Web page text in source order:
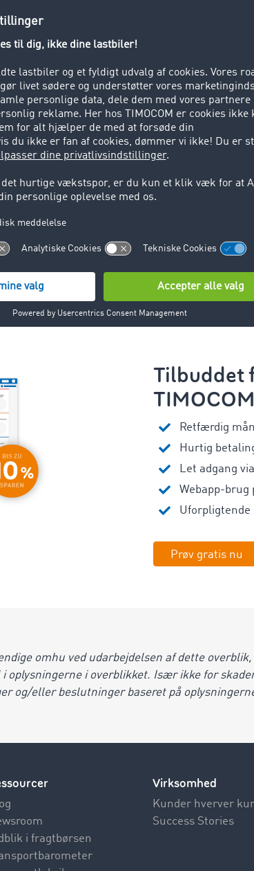
Holland
Lastbilkørselsforbud i Holland
2026
Yderligere informationer >
Tilbuddet
Retfærdig
Hurtig
Let adgang
Webapp-brug
Uforpligtende
Prøv gratis nu
omhu ved udarbejdelsen af dette
oplysningerne i overblikket. Især ikke for
og/eller beslutninger baseret på
i fragtbørsen
Virksomhed
Kunder hverver
Success Stories